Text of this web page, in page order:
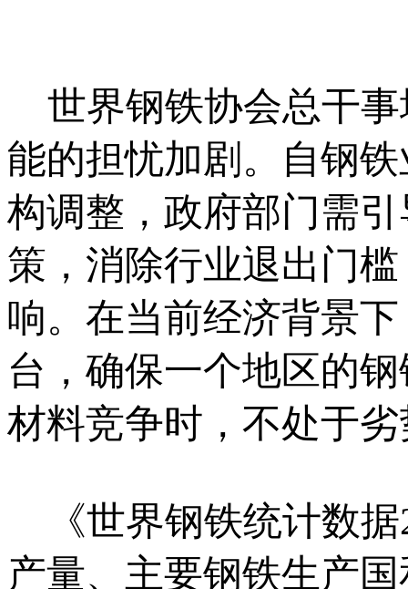
世界钢铁协会总干事
能的担忧加剧。自钢
构调整，政府部门需
策，消除行业退出门
响。在当前经济背景
台，确保一个地区的
材料竞争时，不处于劣
《世界钢铁统计数据
产量、主要钢铁生产